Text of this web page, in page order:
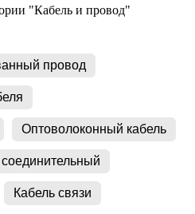
"Кабель и провод"
провод
Оптоволоконный кабель
Кабель связи